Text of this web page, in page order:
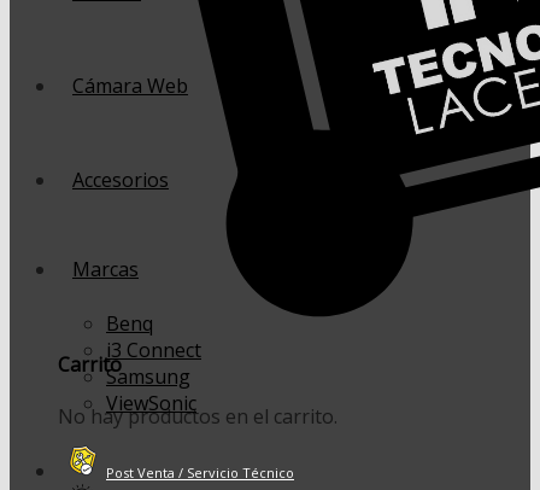
Carrito
No hay productos en el carrito.
Cámara Web
Accesorios
Marcas
Benq
i3 Connect
Samsung
ViewSonic
Post Venta / Servicio Técnico